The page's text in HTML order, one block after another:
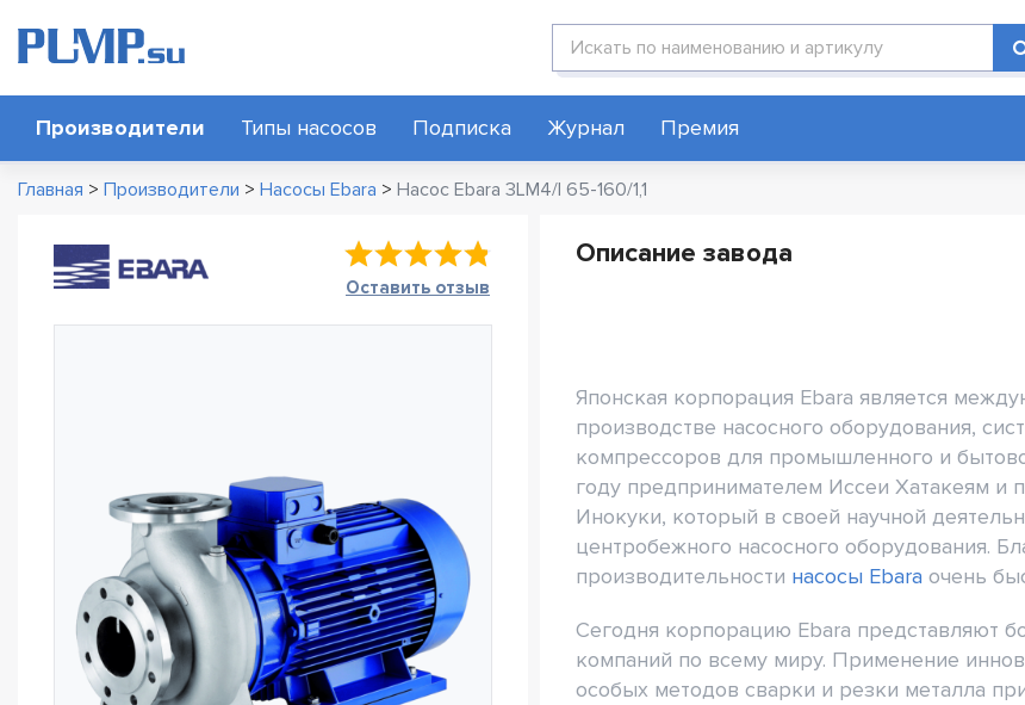
Поиск по каталогу
Производители Типы насосов Подписка Журнал Премия
Главная > Производители > Насосы Ebara > Насос Ebara 3LM4/I 65-160/1,1
Оставить отзыв
Описание завода
Японская корпорация Ebara является
производстве насосного оборудования,
компрессоров для промышленного и
году предпринимателем Иссеи Хатакеям и
Инокуки, который в своей научной
центробежного насосного оборудования.
производительности насосы Ebara очень
Сегодня корпорацию Ebara представляют
компаний по всему миру. Применение
особых методов сварки и резки металла